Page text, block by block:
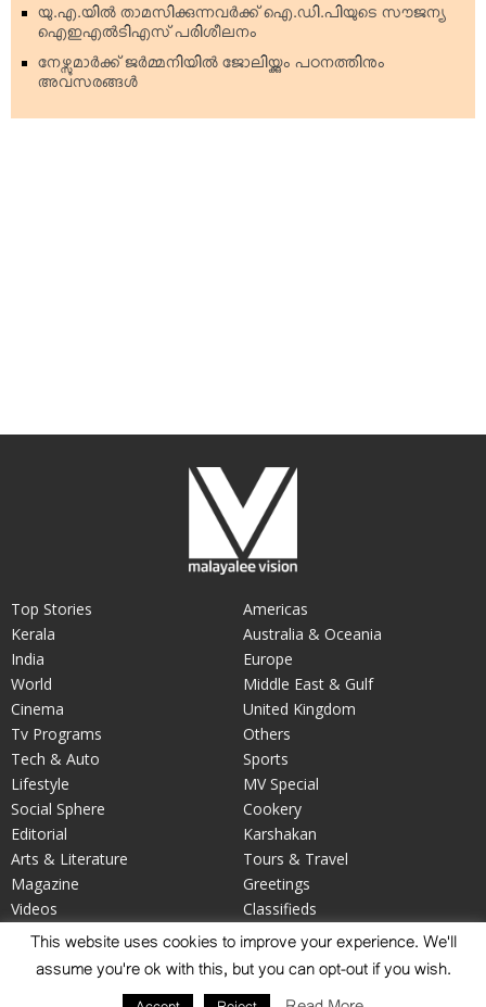
യു.എ.യില്‍ താമസിക്കുന്നവര്‍ക്ക് ഐ.ഡി.പിയുടെ സൗജന്യ
ഐഇഎല്‍ടിഎസ് പരിശീലനം
നേഴ്സുമാര്‍ക്ക് ജര്‍മ്മനിയില്‍ ജോലിയ്ക്കും പഠനത്തിനും
അവസരങ്ങള്‍
Top Stories
Kerala
India
World
Cinema
Tv Programs
Tech & Auto
Americas
Australia & Oceania
Europe
Middle East & Gulf
United Kingdom
Others
Sports
Lifestyle
Social Sphere
Editorial
Arts & Literature
Magazine
Videos
Your Say
MV Special
Cookery
Karshakan
Tours & Travel
Greetings
Classifieds
Obituary
This website uses cookies to improve your experience. We'll
assume you're ok with this, but you can opt-out if you wish.